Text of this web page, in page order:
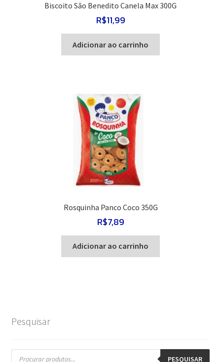
Biscoito São Benedito Canela Max 300G
R$11,99
Adicionar ao carrinho
Rosquinha Panco Coco 350G
R$7,89
Adicionar ao carrinho
Pesquisar
Pesquisar
produtos PESQUISAR